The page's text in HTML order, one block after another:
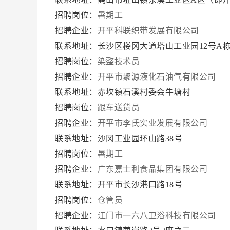
招聘岗位： 暑期工
招聘企业： 开平科联织带发展有限公司
联系地址：长沙区楼冈大道塔山工业园12号A
招聘岗位： 染整技术员
招聘企业： 开平市聚源液化石油气有限公司
联系地址：赤坎镇石溪村委会牛塘村
招聘岗位： 跟车送货员
招聘企业： 开平市李氏实业发展有限公司
联系地址：沙冈工业园环山路38号
招聘岗位： 暑期工
招聘企业： 广东嘉士利食品集团有限公司
联系地址：开平市长沙港口路18号
招聘岗位： 仓管员
招聘企业： 江门市一六八卫浴科技有限公司